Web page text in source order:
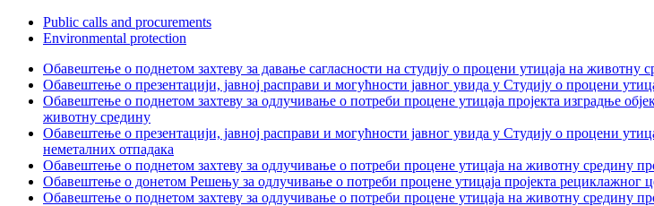
Public calls and procurements
Environmental protection
Обавештење о поднетом захтеву за давање сагласности на студију о процени утицаја на животну
Обавештење о презентацији, јавној расправи и могућности јавног увида у Студију о процени
Обавештење о поднетом захтеву за одлучивање о потреби процене утицаја пројекта изградње
животну средину
Обавештење о презентацији, јавној расправи и могућности јавног увида у Студију о процени
неметалних отпадака
Обавештење о поднетом захтеву за одлучивање о потреби процене утицаја на животну средину
Обавештење о донетом Решењу за одлучивање о потреби процене утицаја пројекта рециклажног
Обавештење о поднетом захтеву за одлучивање о потреби процене утицаја на животну средину